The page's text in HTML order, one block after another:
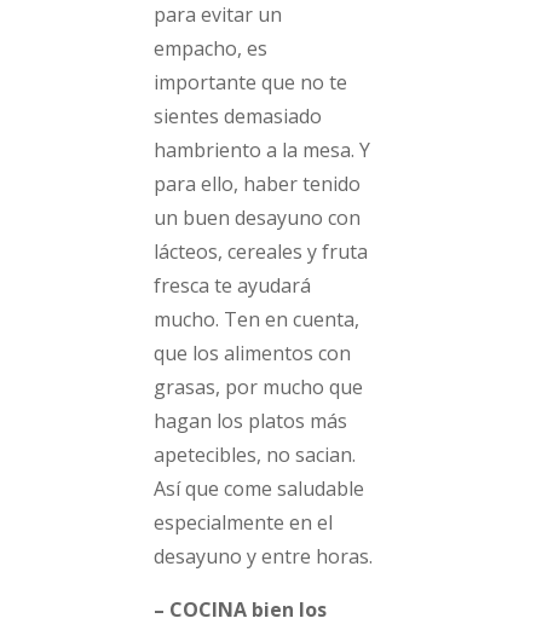
para evitar un
empacho, es
importante que no te
sientes demasiado
hambriento a la mesa. Y
para ello, haber tenido
un buen desayuno con
lácteos, cereales y fruta
fresca te ayudará
mucho. Ten en cuenta,
que los alimentos con
grasas, por mucho que
hagan los platos más
apetecibles, no sacian.
Así que come saludable
especialmente en el
desayuno y entre horas.
– COCINA bien los